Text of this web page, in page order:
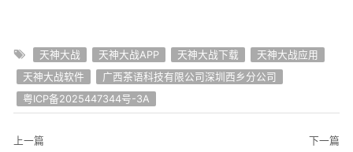
天神大战 天神大战APP 天神大战下载
天神大战应用
天神大战软件
广西茶语科技有限公司深圳西乡分公司
粤ICP备2025447344号-3A
上一篇 下一篇